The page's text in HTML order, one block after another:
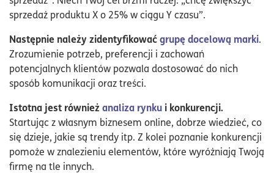
sprzedaż produktu X o 25% w ciągu Y czasu”.
Następnie należy zidentyfikowaćgrupę docelową marki.
Zrozumienie potrzeb, preferencji i zachowań
potencjalnych klientów pozwala dostosować do nich
sposób komunikacji oraz treści.
Istotna jest równieżanaliza rynku i konkurencji.
Startując z własnym biznesem online, dobrze wiedzieć, co
się dzieje, jakie są trendy itp. Z kolei poznanie konkurencji
pomoże w znalezieniu elementów, które wyróżniają Twoją
firmę na tle innych.